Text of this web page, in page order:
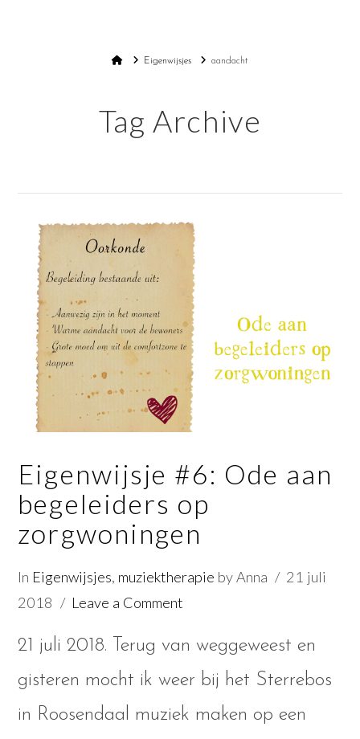
HomeEigenwijsjes aandacht
Tag Archive
Eigenwijsje #6: Ode aan
begeleiders op
zorgwoningen
In Eigenwijsjes, muziektherapie by Anna
21 juli
2018
Leave a Comment
21 juli 2018. Terug van weggeweest en
gisteren mocht ik weer bij het Sterrebos
in Roosendaal muziek maken op een